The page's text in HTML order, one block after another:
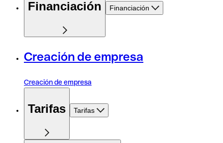
Financiación Financiación
Creación de empresa
Creación de empresa
Tarifas Tarifas